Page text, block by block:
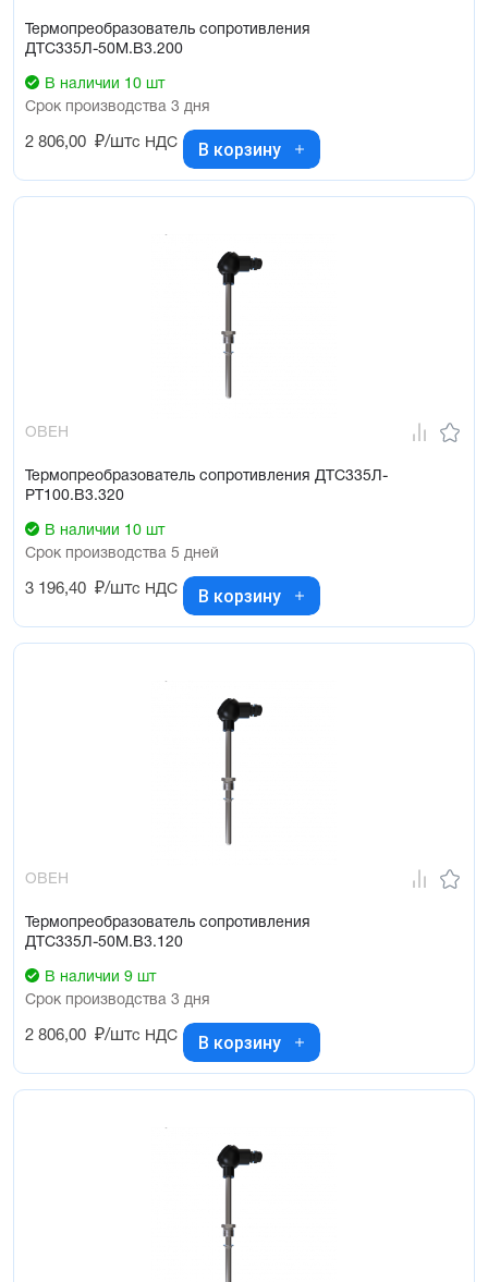
Термопреобразователь сопротивления
ДТС335Л-50М.В3.200
В наличии 10 шт
Срок производства 3 дня
2 806,00 ₽/штс НДС В корзину
ОВЕН
Термопреобразователь сопротивления ДТС335Л-
РТ100.В3.320
В наличии 10 шт
Срок производства 5 дней
3 196,40 ₽/штс НДС В корзину
ОВЕН
Термопреобразователь сопротивления
ДТС335Л-50М.В3.120
В наличии 9 шт
Срок производства 3 дня
2 806,00 ₽/штс НДС В корзину